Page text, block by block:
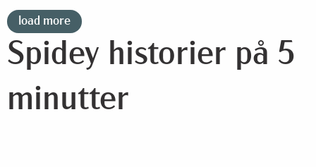
load more
Spidey historier på 5
minutter